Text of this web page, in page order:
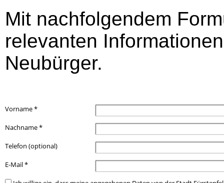
Mit nachfolgendem
relevanten
Neubürger.